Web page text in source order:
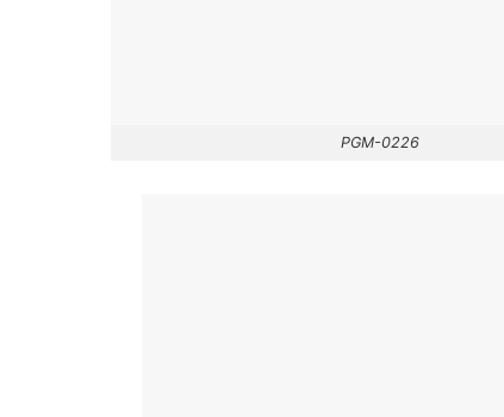
PGM-0226